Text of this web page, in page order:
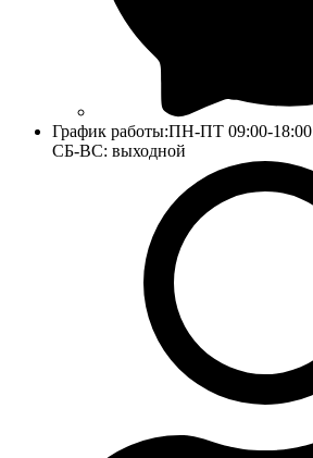
График работы:ПН-ПТ 09:00-18:00
СБ-ВС: выходной